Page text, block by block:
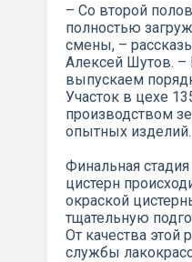
– Со второй
полностью
смены, –
Алексей Шутов.
выпускаем
Участок в цехе
производством
опытных изделий.
Финальная
цистерн
окраской
тщательную
От качества этой
службы